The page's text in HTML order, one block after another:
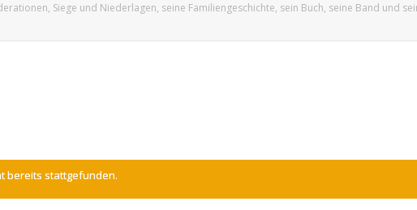
Siege und Niederlagen, seine Familiengeschichte, sein Buch, seine Band und
bereits stattgefunden.